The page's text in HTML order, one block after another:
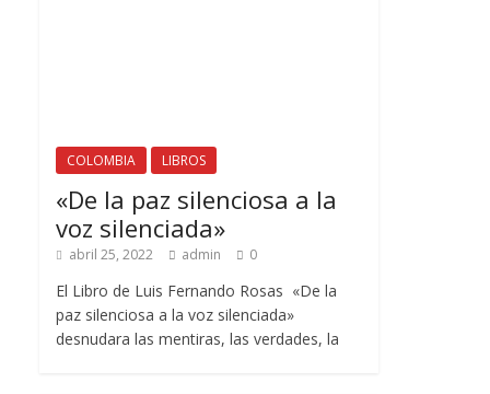
COLOMBIA LIBROS
«De la paz silenciosa a la
voz silenciada»
abril 25, 2022 admin 0
El Libro de Luis Fernando Rosas «De la
paz silenciosa a la voz silenciada»
desnudara las mentiras, las verdades, la